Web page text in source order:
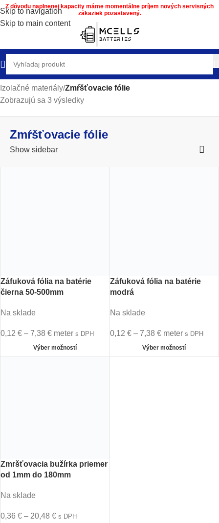
Skip to navigation
Skip to main content
Z dôvodu naplnenej kapacity máme momentálne príjem nových servisných
zákaziek pozastavený.
Domov/Obchod/Stavba a servis batérie DIY materiál/
Izolačné materiály/Zmŕšťovacie fólie
Zobrazujú sa 3 výsledky
Zmŕšťovacie fólie
Show sidebar
Záfuková fólia na batérie
čierna 50-500mm
Na sklade
0,12 € – 7,38 € meter s DPH
Výber možností
Záfuková fólia na batérie
modrá
Na sklade
0,12 € – 7,38 € meter s DPH
Výber možností
Zmršťovacia bužírka priemer
od 1mm do 180mm
Na sklade
0,36 € – 20,48 € s DPH